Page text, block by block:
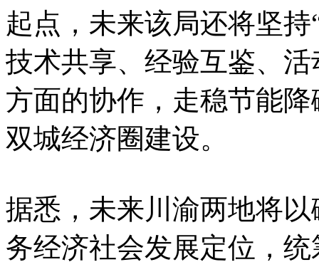
起点，未来该局还将坚
技术共享、经验互鉴、
方面的协作，走稳节能
双城经济圈建设。
据悉，未来川渝两地将以
务经济社会发展定位，